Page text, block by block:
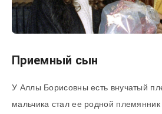
Приемный сын
У Аллы Борисовны есть внучатый
мальчика стал ее родной